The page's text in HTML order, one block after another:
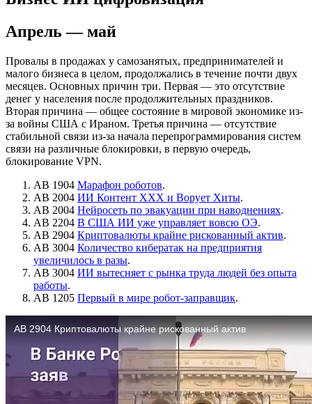
Апрель — май
Провалы в продажах у самозанятых, предпринимателей и
малого бизнеса в целом, продолжались в течение почти двух
месяцев. Основных причин три. Первая — это отсутствие
денег у населения после продолжительных праздников.
Вторая причина — общее состояние в мировой экономике из-
за войны США с Ираном. Третья причина — отсутствие
стабильной связи из-за начала перепрограммирования систем
связи на различные блокировки, в первую очередь,
блокирование VPN.
АВ 1904 Марафон роботов.
АВ 2004 ИИ Контент ХХХ и Ворует Хиты.
АВ 2004 Нейросеть по эвакуации при наводнениях.
АВ 2204 В США ИИ уже управляет вовсю ОЭ.
АВ 2904 Криптовалюты крайне рискованный актив.
АВ 3004 Количество кибератак на предприятия
увеличилось в разы.
АВ 3004 ИИ вытесняет с рынка труда людей без опыта
работы.
АВ 1205 Первый в мире робот-заправщик.